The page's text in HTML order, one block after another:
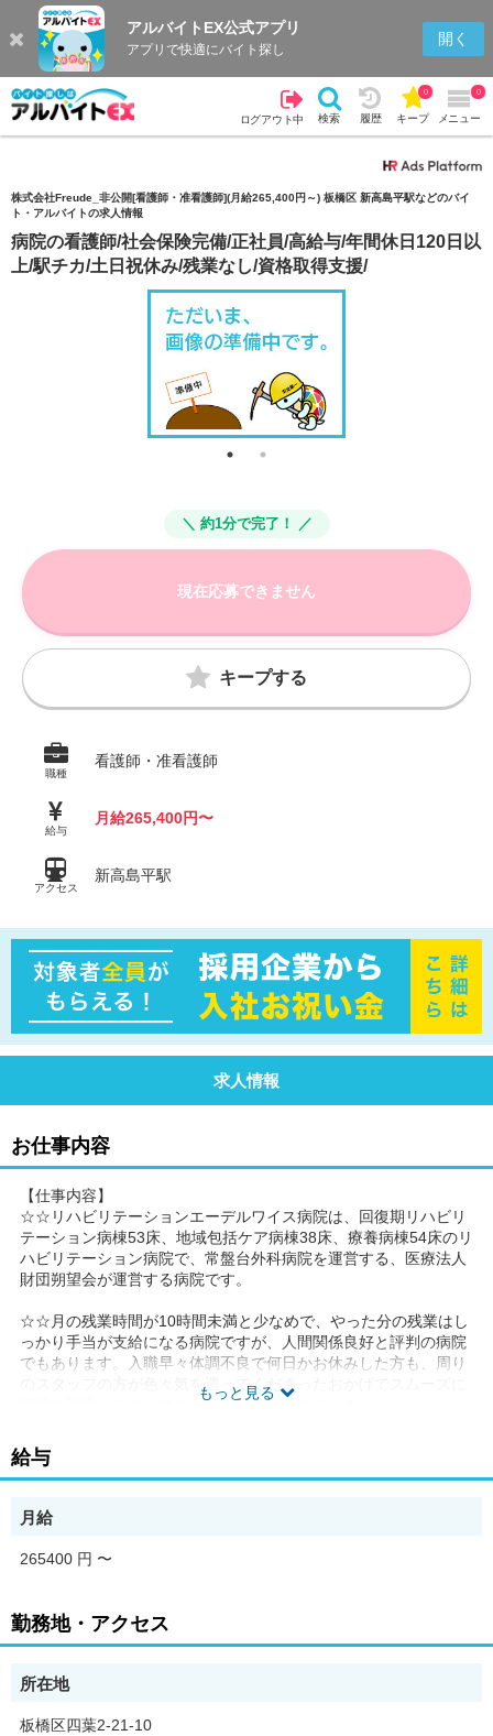
アルバイトEX公式アプリ
アプリで快適にバイト探し
開く
ログアウト中 検索 履歴 キープ
0
メニュー
0
検索 履歴
株式会社Freude_非公開[看護師・准看護師](月給265,400円～) 板橋区 新高島平駅などのバイ
ト・アルバイトの求人情報
病院の看護師/社会保険完備/正社員/高給与/年間休日120日以
上/駅チカ/土日祝休み/残業なし/資格取得支援/
＼ 約1分で完了！ ／
現在応募できません
キープする
職種
看護師・准看護師
給与
月給265,400円〜
アクセス
新高島平駅
求人情報
お仕事内容
もっと見る
【仕事内容】
☆☆リハビリテーションエーデルワイス病院は、回復期リハビリ
テーション病棟53床、地域包括ケア病棟38床、療養病棟54床のリ
ハビリテーション病院で、常盤台外科病院を運営する、医療法人
財団朔望会が運営する病院です。
☆☆月の残業時間が10時間未満と少なめで、やった分の残業はし
っかり手当が支給になる病院ですが、人間関係良好と評判の病院
でもあります。入職早々体調不良で何日かお休みした方も、周り
のスタッフの方が色々気を遣ってくださったおかげでスムーズに
職場に馴染むことができたとのお話をされていました。
☆☆常盤台外科病院と共同の託児所や寮の利用もできますので、
子育て中の看護師さんや、寮を使いたいけどリハ病院だとなかな
【PR・職場情報】
■業務について
看護業務全般をお任せします☆☆
■当院の診療科目
内科
【求人の特徴】
☆残業少なめ☆☆人間関係良好☆2015年8月オープンの145床の
リハビリテーション病院です
給与
月給
265400 円 〜
勤務地・アクセス
所在地
板橋区四葉2-21-10